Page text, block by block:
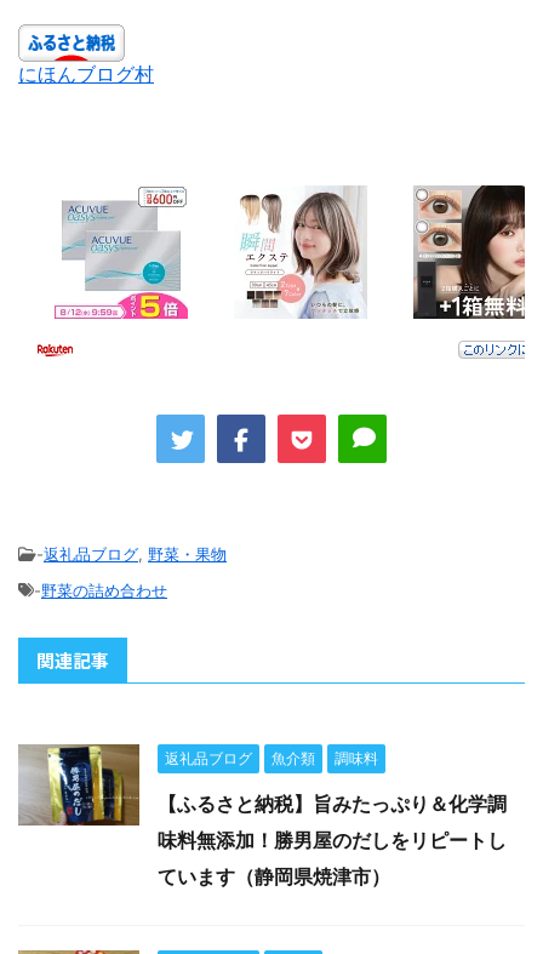
にほんブログ村
-返礼品ブログ, 野菜・果物
-野菜の詰め合わせ
関連記事
返礼品ブログ 魚介類 調味料
【ふるさと納税】旨みたっぷり＆化学調
味料無添加！勝男屋のだしをリピートし
ています（静岡県焼津市）